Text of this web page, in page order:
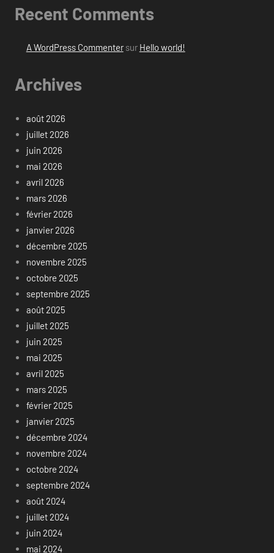
Recent Comments
A WordPress Commentersur Hello world!
Archives
août 2026
juillet 2026
juin 2026
mai 2026
avril 2026
mars 2026
février 2026
janvier 2026
décembre 2025
novembre 2025
octobre 2025
septembre 2025
août 2025
juillet 2025
juin 2025
mai 2025
avril 2025
mars 2025
février 2025
janvier 2025
décembre 2024
novembre 2024
octobre 2024
septembre 2024
août 2024
juillet 2024
juin 2024
mai 2024